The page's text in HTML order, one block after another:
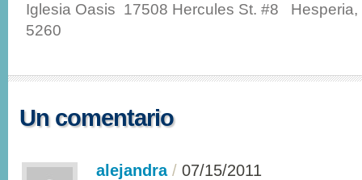
Iglesia Oasis 17508 Hercules St. #8
5260
Un comentario
alejandra/ 07/15/2011